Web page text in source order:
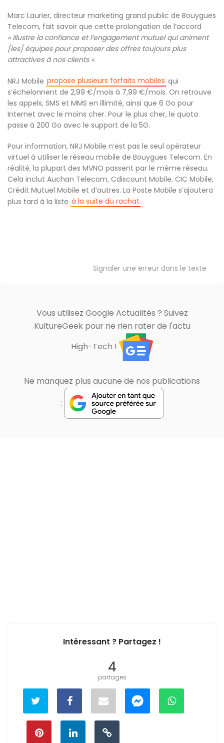
Marc Laurier, directeur marketing grand public de Bouygues
Telecom, fait savoir que cette prolongation de l’accord
« illustre la confiance et l’engagement mutuel qui animent
[les] équipes pour proposer des offres toujours plus
attractives à nos clients ».
NRJ Mobile propose plusieurs forfaits mobiles qui
s’échelonnent de 2,99 €/mois à 7,99 €/mois. On retrouve
les appels, SMS et MMS en illimité, ainsi que 6 Go pour
Internet avec le moins cher. Pour le plus cher, le quota
passe à 200 Go avec le support de la 5G.
Pour information, NRJ Mobile n’est pas le seul opérateur
virtuel à utiliser le réseau mobile de Bouygues Telecom. En
réalité, la plupart des MVNO passent par le même réseau.
Cela inclut Auchan Telecom, Cdiscount Mobile, CIC Mobile,
Crédit Mutuel Mobile et d’autres. La Poste Mobile s’ajoutera
plus tard à la liste à la suite du rachat .
Signaler une erreur dans le texte
Vous utilisez Google Actualités ? Suivez
KultureGeek pour ne rien rater de l'actu
High-Tech !
Ne manquez plus aucune de nos publications
:
Intéressant ? Partagez !
4
partages